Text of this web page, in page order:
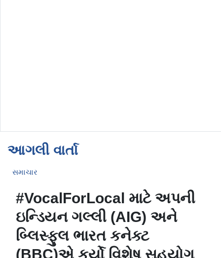
આગલી વાર્તા
સમાચાર
#VocalForLocal માટે અપની
ઇન્ડિયન ગલ્લી (AIG) અને
બ્લિસ્ફુલ ભારત કનેક્ટ
(BBC)એ કર્યો વિશેષ સહયોગ